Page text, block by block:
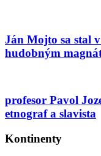
Ján Mojto sa stal
hudobným
profesor Pavol
etnograf a slavista
Kontinenty